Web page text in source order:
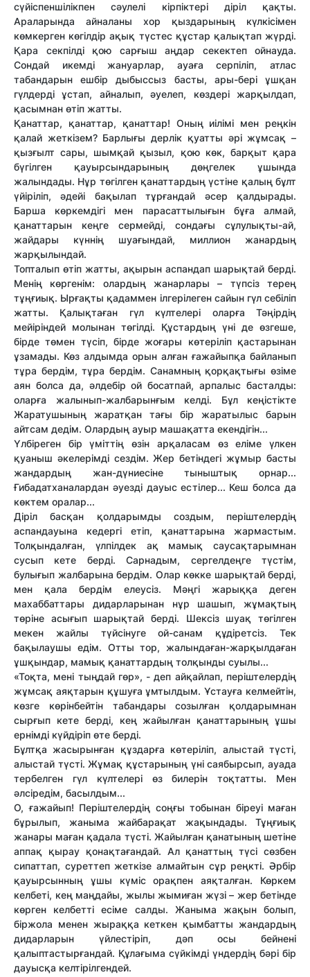
сүйіспеншілікпен сәулелі кірпіктері діріл қақты.
Араларында айналаны хор қыздарының күлкісімен
көмкерген көгілдір ақық түстес құстар қалықтап жүрді.
Қара секпілді қою сарғыш аңдар секектеп ойнауда.
Сондай икемді жануарлар, ауаға серпіліп, атлас
табандарын ешбір дыбыссыз басты, ары-бері ұшқан
гүлдерді ұстап, айналып, әуелеп, көздері жарқылдап,
қасымнан өтіп жатты.
Қанаттар, қанаттар, қанаттар! Оның иілімі мен реңкін
қалай жеткізем? Барлығы дерлік қуатты әрі жұмсақ –
қызғылт сары, шымқай қызыл, қою көк, барқыт қара
бүгілген қауырсындарының дөңгелек ұшында
жалындады. Нұр төгілген қанаттардың үстіне қалың бұлт
үйіріліп, әдейі бақылап тұрғандай әсер қалдырады.
Барша көркемдігі мен парасаттылығын бұға алмай,
қанаттарын кеңге сермейді, сондағы сұлулықты-ай,
жайдары күннің шуағындай, миллион жанардың
жарқылындай.
Топталып өтіп жатты, ақырын аспандап шарықтай берді.
Менің көргенім: олардың жанарлары – түпсіз терең
тұңғиық. Ырғақты қадаммен ілгерілеген сайын гүл себіліп
жатты. Қалықтаған гүл күлтелері оларға Тәңірдің
мейіріндей молынан төгілді. Құстардың үні де өзгеше,
бірде төмен түсіп, бірде жоғары көтеріліп қастарынан
ұзамады. Көз алдымда орын алған ғажайыпқа байланып
тұра бердім, тұра бердім. Санамның қорқақтығы өзіме
аян болса да, әлдебір ой босатпай, арпалыс басталды:
оларға жалынып-жалбарынғым келді. Бұл кеңістікте
Жаратушының жаратқан тағы бір жаратылыс барын
айтсам дедім. Олардың ауыр машақатта екендігін...
Үлбіреген бір үміттің өзін арқаласам өз еліме үлкен
қуаныш әкелерімді сездім. Жер бетіндегі жұмыр басты
жандардың жан-дүниесіне тыныштық орнар...
Ғибадатханалардан әуезді дауыс естілер... Кеш болса да
көктем оралар...
Діріл басқан қолдарымды создым, періштелердің
аспандауына кедергі етіп, қанаттарына жармастым.
Толқындалған, үлпілдек ақ мамық саусақтарымнан
сусып кете берді. Сарнадым, сергелдеңге түстім,
булығып жалбарына бердім. Олар көкке шарықтай берді,
мен қала бердім елеусіз. Мәңгі жарыққа деген
махаббаттары дидарларынан нұр шашып, жұмақтың
төріне асығып шарықтай берді. Шексіз шуақ төгілген
мекен жайлы түйсінуге ой-санам құдіретсіз. Тек
бақылаушы едім. Отты тор, жалындаған-жарқылдаған
ұшқындар, мамық қанаттардың толқынды суылы...
«Тоқта, мені тыңдай гөр», - деп айқайлап, періштелердің
жұмсақ аяқтарын құшуға ұмтылдым. Ұстауға келмейтін,
көзге көрінбейтін табандары созылған қолдарымнан
сырғып кете берді, кең жайылған қанаттарының ұшы
ернімді күйдіріп өте берді.
Бұлтқа жасырынған құздарға көтеріліп, алыстай түсті,
алыстай түсті. Жұмақ құстарының үні саябырсып, ауада
тербелген гүл күлтелері өз билерін тоқтатты. Мен
әлсіредім, басылдым...
О, ғажайып! Періштелердің соңғы тобынан біреуі маған
бұрылып, жаныма жайбарақат жақындады. Тұңғиық
жанары маған қадала түсті. Жайылған қанатының шетіне
аппақ қырау қонақтағандай. Ал қанаттың түсі сөзбен
сипаттап, суреттеп жеткізе алмайтын сұр реңкті. Әрбір
қауырсынның ұшы күміс орақпен аяқталған. Көркем
келбеті, кең маңдайы, жылы жымиған жүзі – жер бетінде
көрген келбетті есіме салды. Жаныма жақын болып,
біржола менен жыраққа кеткен қымбатты жандардың
дидарларын үйлестіріп, дәп осы бейнені
қалыптастырғандай. Құлағыма сүйкімді үндердің бәрі бір
дауысқа келтірілгендей.